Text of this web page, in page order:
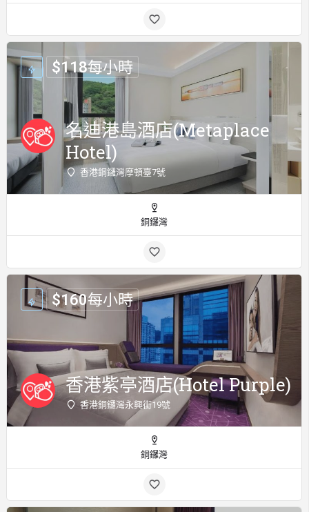
名迪港島酒店(Metaplace
Hotel)
香港銅鑼灣摩頓臺7號
$118每小時
銅鑼灣
香港紫亭酒店(Hotel Purple)
香港銅鑼灣永興街19號
$160每小時
銅鑼灣